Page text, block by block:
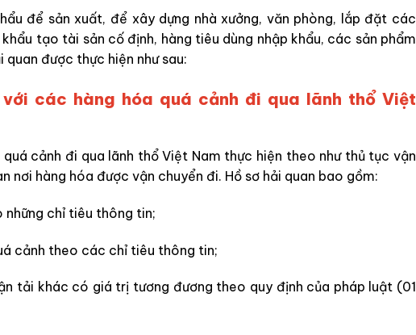
để sản xuất, để xây dựng nhà xưởng, văn phòng, lắp đặt các
tạo tài sản cố định, hàng tiêu dùng nhập khẩu, các sản phẩm
được thực hiện như sau:
các hàng hóa quá cảnh đi qua lãnh thổ Việt
cảnh đi qua lãnh thổ Việt Nam thực hiện theo như thủ tục vận
nơi hàng hóa được vận chuyển đi. Hồ sơ hải quan bao gồm:
chỉ tiêu thông tin;
cảnh theo các chỉ tiêu thông tin;
tải khác có giá trị tương đương theo quy định của pháp luật (01